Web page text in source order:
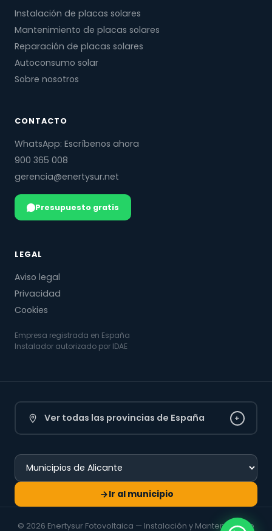
Instalación de placas solares
Mantenimiento de placas solares
Reparación de placas solares
Autoconsumo solar
Sobre nosotros
CONTACTO
WhatsApp: Escríbenos ahora
900 365 008
gerencia@enertysur.net
Presupuesto gratis
LEGAL
Aviso legal
Privacidad
Cookies
Empresa registrada en España
Instalador autorizado por IDAE
Ver todas las provincias de España +
Ir al municipio
© 2026 Enertysur Fotovoltaica — Instalación y Mantenimiento